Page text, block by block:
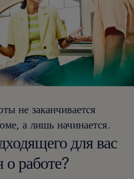
не заканчивается
а лишь начинается.
для вас
работе?